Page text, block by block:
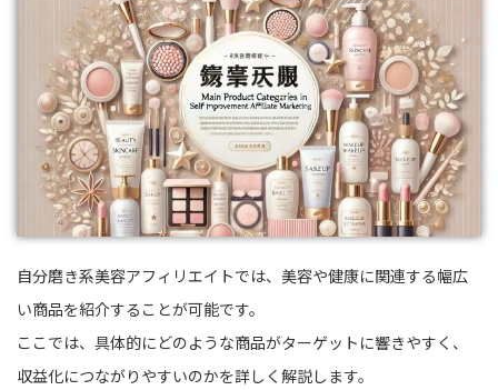
自分磨き系美容アフィリエイトでは、美容や健康に関連する幅広
い商品を紹介することが可能です。
ここでは、具体的にどのような商品がターゲットに響きやすく、
収益化につながりやすいのかを詳しく解説します。